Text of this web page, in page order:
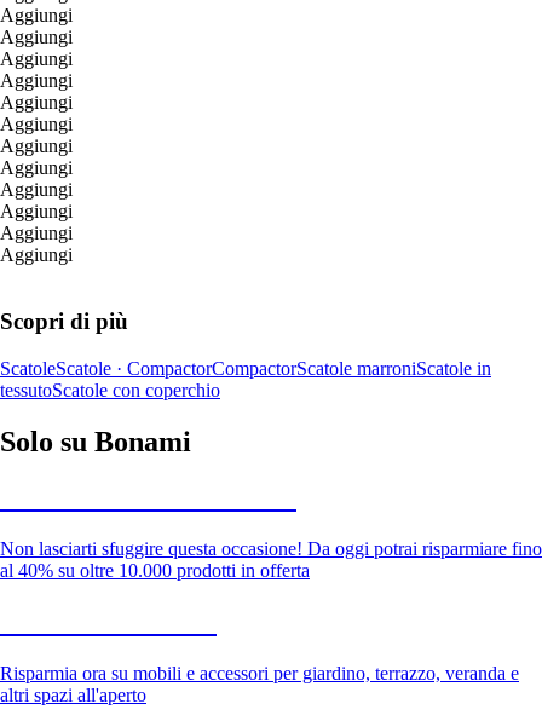
Aggiungi
Aggiungi
Aggiungi
Aggiungi
Aggiungi
Aggiungi
Aggiungi
Aggiungi
Aggiungi
Aggiungi
Aggiungi
Aggiungi
Scopri di più
ScatoleScatole · CompactorCompactorScatole marroniScatole in
tessutoScatole con coperchio
Solo su Bonami
Non lasciarti sfuggire questa occasione! Da oggi potrai risparmiare fino
al 40% su oltre 10.000 prodotti in offerta
Risparmia ora su mobili e accessori per giardino, terrazzo, veranda e
altri spazi all'aperto